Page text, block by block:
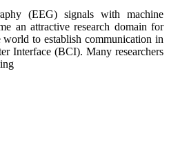
(EEG) signals with machine
an attractive research domain for
to establish communication in
Interface (BCI). Many researchers